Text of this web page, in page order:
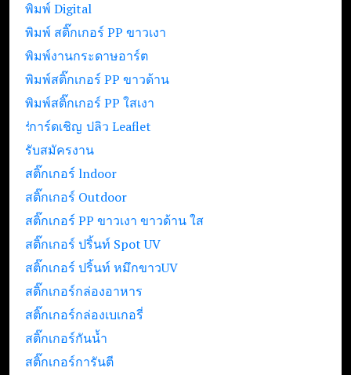
พิมพ์ Digital
พิมพ์ สติ๊กเกอร์ PP ขาวเงา
พิมพ์งานกระดาษอาร์ต
พิมพ์สติ๊กเกอร์ PP ขาวด้าน
พิมพ์สติ๊กเกอร์ PP ใสเงา
รับปริ้นท์ใบปลิว Leaflet
การ์ดเชิญ
รับสมัครงาน
สติ๊กเกอร์ lndoor
สติ๊กเกอร์ Outdoor
สติ๊กเกอร์ PP ขาวเงา ขาวด้าน ใส
สติ๊กเกอร์ ปริ้นท์ Spot UV
สติ๊กเกอร์ ปริ้นท์ หมึกขาวUV
สติ๊กเกอร์กล่องอาหาร
สติ๊กเกอร์กล่องเบเกอรี่
สติ๊กเกอร์กันน้ำ
สติ๊กเกอร์การันตี